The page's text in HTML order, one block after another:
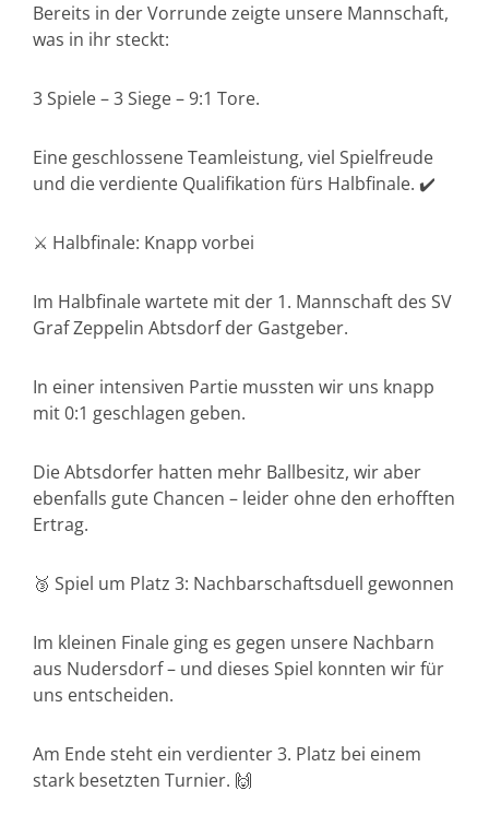
Bereits in der Vorrunde zeigte unsere Mannschaft,
was in ihr steckt:
3 Spiele – 3 Siege – 9:1 Tore.
Eine geschlossene Teamleistung, viel Spielfreude
und die verdiente Qualifikation fürs Halbfinale. ✔️
⚔️ Halbfinale: Knapp vorbei
Im Halbfinale wartete mit der 1. Mannschaft des SV
Graf Zeppelin Abtsdorf der Gastgeber.
In einer intensiven Partie mussten wir uns knapp
mit 0:1 geschlagen geben.
Die Abtsdorfer hatten mehr Ballbesitz, wir aber
ebenfalls gute Chancen – leider ohne den erhofften
Ertrag.
🥉 Spiel um Platz 3: Nachbarschaftsduell gewonnen
Im kleinen Finale ging es gegen unsere Nachbarn
aus Nudersdorf – und dieses Spiel konnten wir für
uns entscheiden.
Am Ende steht ein verdienter 3. Platz bei einem
stark besetzten Turnier. 🙌